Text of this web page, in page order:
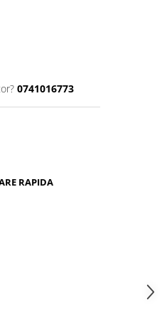
0741016773
RAPIDA